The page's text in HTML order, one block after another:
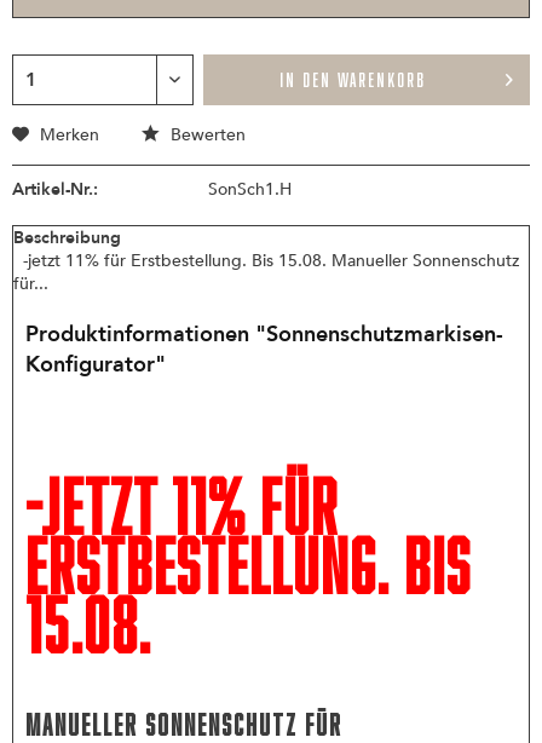
IN DEN WARENKORB
Merken Bewerten
Artikel-Nr.: SonSch1.H
Beschreibung
-jetzt 11% für Erstbestellung. Bis 15.08. Manueller Sonnenschutz
für...
Produktinformationen "Sonnenschutzmarkisen-
Konfigurator"
-jetzt 11% für
Erstbestellung. Bis
15.08.
Manueller Sonnenschutz für